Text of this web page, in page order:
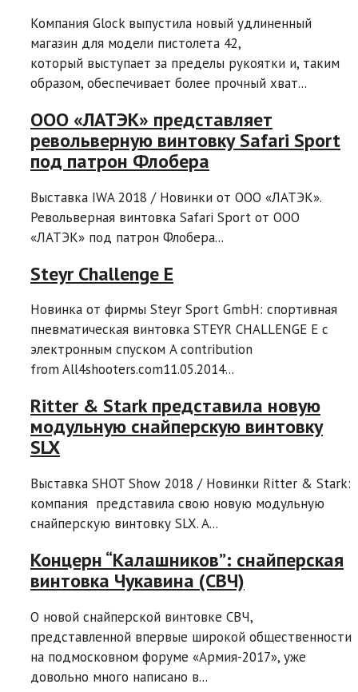
Компания Glock выпустила новый удлиненный
магазин для модели пистолета 42,
который выступает за пределы рукоятки и, таким
образом, обеспечивает более прочный хват...
ООО «ЛАТЭК» представляет
револьверную винтовку Safari Sport
под патрон Флобера
Выставка IWA 2018 / Новинки от ООО «ЛАТЭК».
Револьверная винтовка Safari Sport от ООО
«ЛАТЭК» под патрон Флобера...
Steyr Challenge E
Новинка от фирмы Steyr Sport GmbH: спортивная
пневматическая винтовка STEYR CHALLENGE E с
электронным спуском A contribution
from All4shooters.com11.05.2014...
Ritter & Stark представила новую
модульную снайперскую винтовку
SLX
Выставка SHOT Show 2018 / Новинки Ritter & Stark:
компания представила свою новую модульную
снайперскую винтовку SLX. A...
Концерн “Калашников”: снайперская
винтовка Чукавина (СВЧ)
О новой снайперской винтовке СВЧ,
представленной впервые широкой общественности
на подмосковном форуме «Армия-2017», уже
довольно много написано в...